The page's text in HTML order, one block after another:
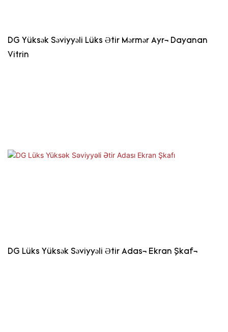
DG Yüksək Səviyyəli Lüks Ətir Mərmər Ayrı Dayanan
Vitrin
DG Lüks Yüksək Səviyyəli Ətir Adası Ekran Şkafı